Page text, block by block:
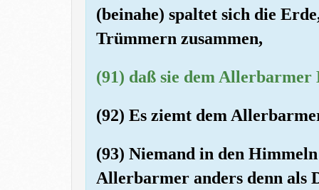
(beinahe) spaltet sich die
Trümmern zusammen,
(91) daß sie dem
(92) Es ziemt dem
(93) Niemand in den
Allerbarmer anders denn als